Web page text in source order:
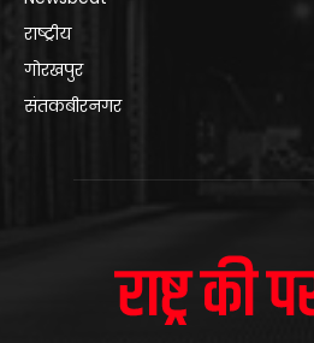
राष्ट्रीय
गोरखपुर
संतकबीरनगर